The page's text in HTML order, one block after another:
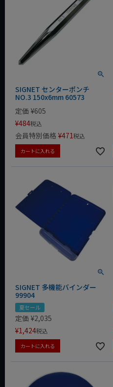
SIGNET センターポンチ
NO.3 150x6mm 60573
定価 ¥605
¥484税込
会員特別価格 ¥471税込
カートに入れる
SIGNET 多機能バインダー
99904
夏セール
定価 ¥2,035
¥1,424税込
カートに入れる